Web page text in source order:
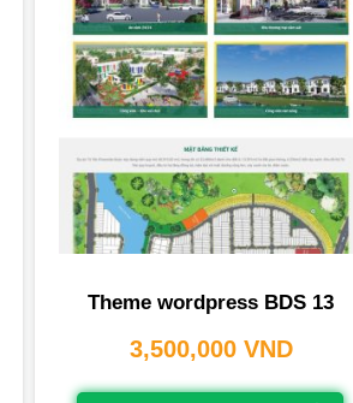
Theme wordpress BDS 13
3,500,000 VND